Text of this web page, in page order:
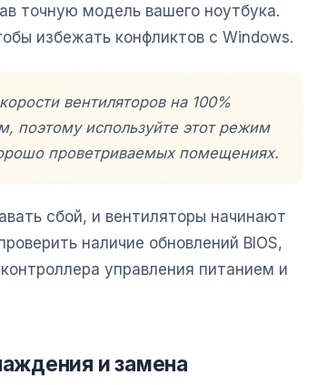
точную модель вашего ноутбука.
избежать конфликтов с Windows.
вентиляторов на 100%
поэтому используйте этот режим
проветриваемых помещениях.
сбой, и вентиляторы начинают
наличие обновлений BIOS,
управления питанием и
и замена